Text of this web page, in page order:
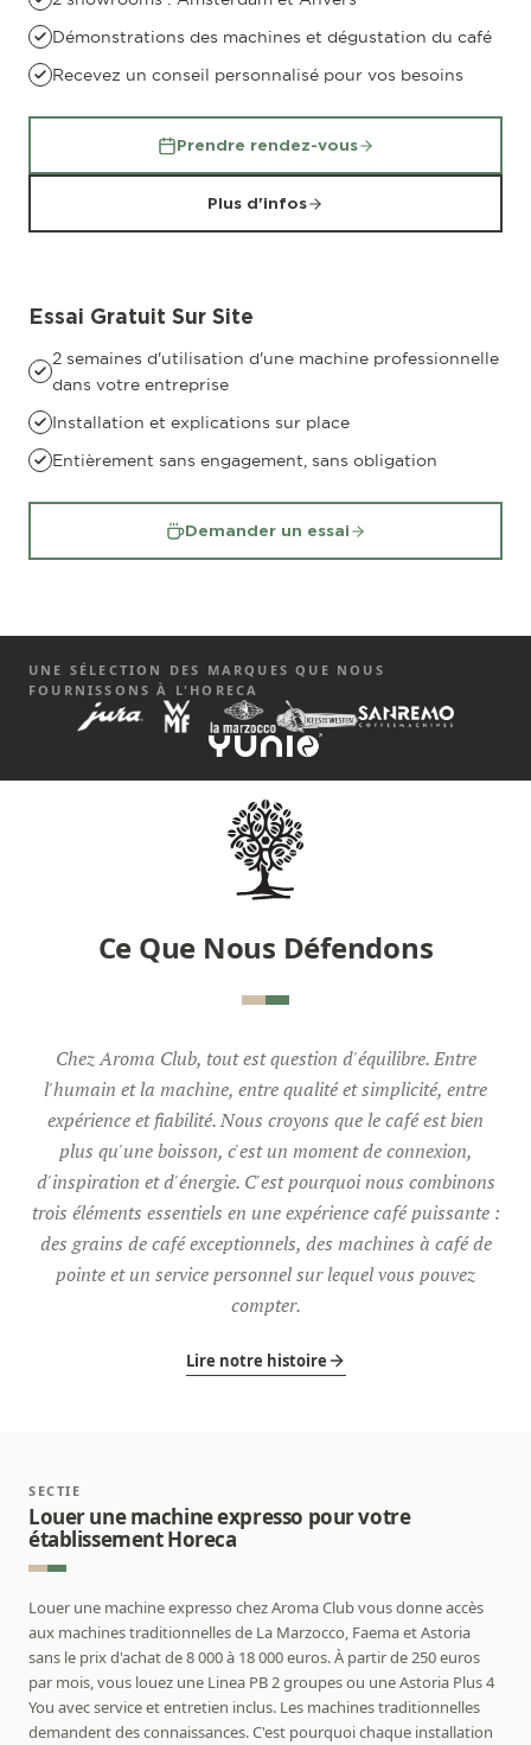
Démonstrations des machines et dégustation du café
Recevez un conseil personnalisé pour vos besoins
Prendre rendez-vous
Plus d'infos
Essai Gratuit Sur Site
2 semaines d'utilisation d'une machine professionnelle
dans votre entreprise
Installation et explications sur place
Entièrement sans engagement, sans obligation
Demander un essai
UNE SÉLECTION DES MARQUES QUE NOUS
FOURNISSONS À L'HORECA
Ce Que Nous Défendons
Chez Aroma Club, tout est question d'équilibre. Entre
l'humain et la machine, entre qualité et simplicité, entre
expérience et fiabilité. Nous croyons que le café est bien
plus qu'une boisson, c'est un moment de connexion,
d'inspiration et d'énergie. C'est pourquoi nous combinons
trois éléments essentiels en une expérience café puissante :
des grains de café exceptionnels, des machines à café de
pointe et un service personnel sur lequel vous pouvez
compter.
Lire notre histoire
SECTIE
Louer une machine expresso pour votre
établissement Horeca
Louer une machine expresso chez Aroma Club vous donne accès
aux machines traditionnelles de La Marzocco, Faema et Astoria
sans le prix d'achat de 8 000 à 18 000 euros. À partir de 250 euros
par mois, vous louez une Linea PB 2 groupes ou une Astoria Plus 4
You avec service et entretien inclus. Les machines traditionnelles
demandent des connaissances. C'est pourquoi chaque installation